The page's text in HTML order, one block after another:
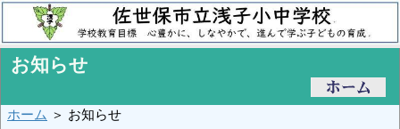
お知らせ
ホーム ＞ お知らせ